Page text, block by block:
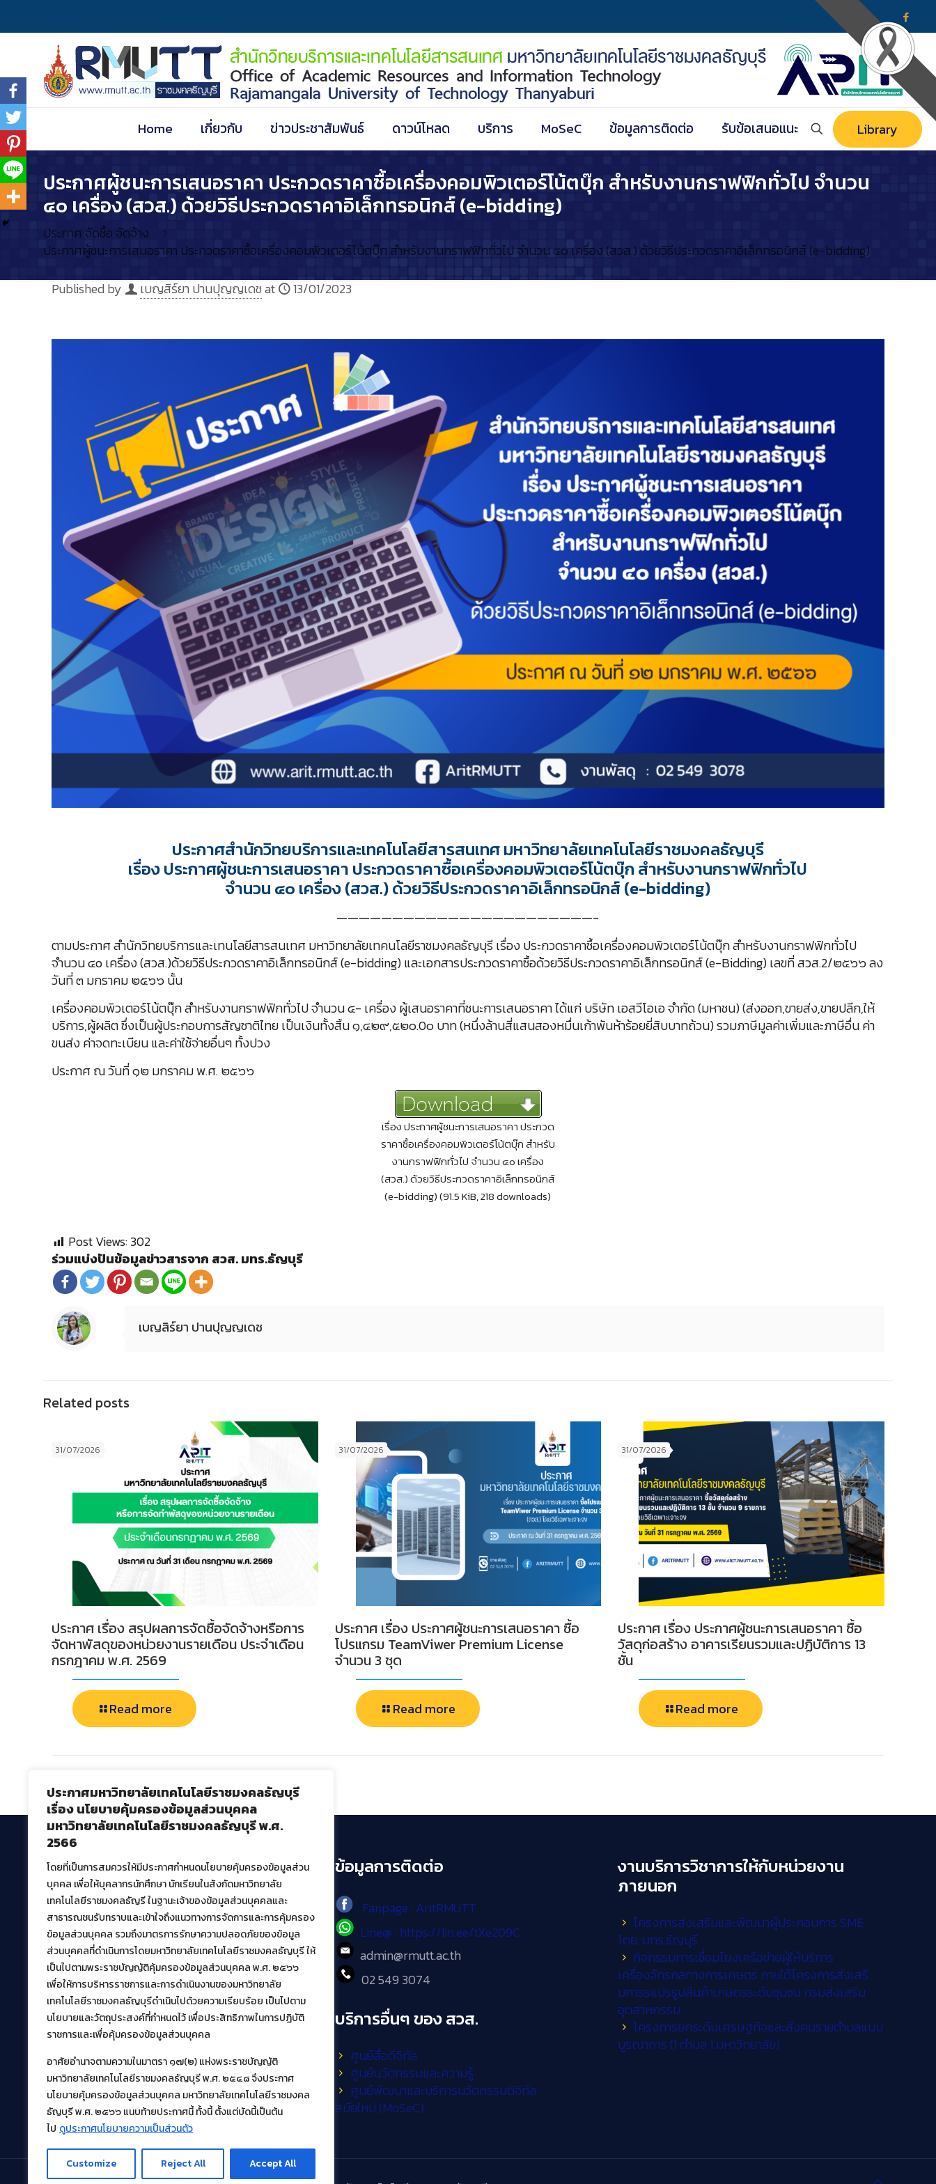
ประกาศมหาวิทยาลัยเทคโนโลยีราชมงคลธัญบุรี
เรื่อง นโยบายคุ้มครองข้อมูลส่วนบุคคล
มหาวิทยาลัยเทคโนโลยีราชมงคลธัญบุรี พ.ศ.
2566
โดยที่เป็นการสมควรให้มีประกาศกำหนดนโยบายคุ้มครองข้อมูลส่วน
บุคคล เพื่อให้บุคลากรนักศึกษา นักเรียนในสังกัดมหาวิทยาลัย
เทคโนโลยีราชมงคลธัญรี ในฐานะเจ้าของข้อมูลส่วนบุคคลและ
สาธารณชนรับทราบและเข้าใจถึงแนวทางการจัดการและการคุ้มครอง
ข้อมูลส่วนบุคคล รวมถึงมาตรการรักษาความปลอดภัยของข้อมูล
ส่วนบุคคลที่ดำเนินการโดยมหาวิทยาลัยเทคโนโลยีราชมงคลธัญบุรี ให้
เป็นไปตามพระราชบัญญัติคุ้มครองข้อมูลส่วนบุคคล พ.ศ. ๒๕๖๖
เพื่อให้การบริหารราชการและการดำเนินงานของมหาวิทยาลัย
เทคโนโลยีราชมงคลธัญบุรีดำเนินไปด้วยความเรียบร้อย เป็นไปตาม
นโยบายและวัตถุประสงค์ที่กำหนดไว้ เพื่อประสิทธิภาพในการปฏิบัติ
ราชการและเพื่อคุ้มครองข้อมูลส่วนบุคคล
อาศัยอำนาจตามความในมาตรา ๑๗(๒) แห่งพระราชบัญญัติ
มหาวิทยาลัยเทคโนโลยีราชมงคลธัญบุรี พ.ศ. ๒๕๔๘ จึงประกาศ
นโยบายคุ้มครองข้อมูลส่วนบุคคล มหาวิทยาลัยเทคโนโลยีราชมงคล
ธัญบุรี พ.ศ. ๒๕๖๖ แนบท้ายประกาศนี้ ทั้งนี้ ตั้งแต่บัดนี้เป็นต้น
ไป ดูประกาศนโยบายความเป็นส่วนตัว
Customize Reject All Accept All
Home เกี่ยวกับ ข่าวประชาสัมพันธ์ ดาวน์โหลด บริการ MoSeC ข้อมูลการติดต่อ รับข้อเสนอแนะ Library
ประกาศผู้ชนะการเสนอราคา ประกวดราคาซื้อเครื่องคอมพิวเตอร์โน้ตบุ๊ก สำหรับงานกราฟฟิกทั่วไป จำนวน
๔๐ เครื่อง (สวส.) ด้วยวิธีประกวดราคาอิเล็กทรอนิกส์ (e-bidding)
ประกาศ จัดซื้อ จัดจ้าง
ประกาศผู้ชนะการเสนอราคา ประกวดราคาซื้อเครื่องคอมพิวเตอร์โน้ตบุ๊ก สำหรับงานกราฟฟิกทั่วไป จำนวน ๔๐ เครื่อง (สวส.) ด้วยวิธีประกวดราคาอิเล็กทรอนิกส์ (e-bidding)
Published by เบญสิร์ยา ปานปุญญเดชat 13/01/2023
ประกาศสำนักวิทยบริการและเทคโนโลยีสารสนเทศ มหาวิทยาลัยเทคโนโลยีราชมงคลธัญบุรี
เรื่อง ประกาศผู้ชนะการเสนอราคา ประกวดราคาซื้อเครื่องคอมพิวเตอร์โน้ตบุ๊ก สำหรับงานกราฟฟิกทั่วไป
จำนวน ๔๐ เครื่อง (สวส.) ด้วยวิธีประกวดราคาอิเล็กทรอนิกส์ (e-bidding)
———————————————————————-
ตามประกาศ สำนักวิทยบริการและเทนโลยีสารสนเทศ มหาวิทยาลัยเทคนโลยีราชมงคลธัญบุรี เรื่อง ประกวดราคาซื้อเครื่องคอมพิวเตอร์โน้ตบุ๊ก สำหรับงานกราฟฟิกทั่วไป
จำนวน ๔o เครื่อง (สวส.)ด้วยวิธีประกวดราคาอิเล็กทรอนิกส์ (e-bidding) และเอกสารประกวดราคาซื้อด้วยวิธีประกวดราคาอิเล็กทรอนิกส์ (e-Bidding) เลขที่ สวส.2/๒๕๖๖ ลง
วันที่ ๓ มกราคม ๒๕๖๖ นั้น
เครื่องคอมพิวเตอร์โน้ตบุ๊ก สำหรับงานกราฟฟิกทั่วไป จำนวน ๔- เครื่อง ผู้เสนอราคาที่ชนะการเสนอราคา ได้แก่ บริษัท เอสวีโอเอ จำกัด (มหาชน) (ส่งออก,ขายส่ง,ขายปลีก,ให้
บริการ,ผู้ผลิต ซึ่งเป็นผู้ประกอบการสัญชาติไทย เป็นเงินทั้งสิ้น ๑,๔๒๙,๕๒๐.0๐ บาท (หนึ่งล้านสี่แสนสองหมื่นเก้าพันห้าร้อยยี่สิบบาทถ้วน) รวมภาษีมูลค่าเพิ่มและภาษีอื่น ค่า
ขนส่ง ค่าจดทะเบียน และค่าใช้จ่ายอื่นๆ ทั้งปวง
ประกาศ ณ วันที่ ๑๒ มกราคม พ.ศ. ๒๕๖๖
เรื่อง ประกาศผู้ชนะการเสนอราคา ประกวด
ราคาซื้อเครื่องคอมพิวเตอร์โน้ตบุ๊ก สำหรับ
งานกราฟฟิกทั่วไป จำนวน ๔๐ เครื่อง
(สวส.) ด้วยวิธีประกวดราคาอิเล็กทรอนิกส์
(e-bidding) (91.5 KiB, 218 downloads)
Post Views:302
ร่วมแบ่งปันข้อมูลข่าวสารจาก สวส. มทร.ธัญบุรี
เบญสิร์ยา ปานปุญญเดช
Related posts
31/07/2026
ประกาศ เรื่อง สรุปผลการจัดซื้อจัดจ้างหรือการ
จัดหาพัสดุของหน่วยงานรายเดือน ประจำเดือน
กรกฎาคม พ.ศ. 2569
Read more
31/07/2026
ประกาศ เรื่อง ประกาศผู้ชนะการเสนอราคา ซื้อ
โปรแกรม TeamViwer Premium License
จำนวน 3 ชุด
Read more
31/07/2026
ประกาศ เรื่อง ประกาศผู้ชนะการเสนอราคา ซื้อ
วัสดุก่อสร้าง อาคารเรียนรวมและปฏิบัติการ 13
ชั้น
Read more
สำนักวิทยบริการและเทคโนโลยีสารสนเทศ
มหาวิทยาลัยเทคโนโลยีราชมงคลธัญบุรี
39 หมู่ที่ 1 ตำบลคลองหก อำเภอคลองหลวง จังหวัด
ปทุมธานี 12120
เผยแพร่ข้อมูลโดย.บุคลากร สวส.
สร้างและพัฒนาโดย.
ฝ่ายพัฒนาและเผยแพร่ข้อมูลเว็บไซต์
ข้อมูลการติดต่อ
Fanpage : AritRMUTT
Line@ : https://lin.ee/tXe209C
admin@rmutt.ac.th
02 549 3074
บริการอื่นๆ ของ สวส.
ศูนย์สื่อดิจิทัล
ศูนย์นวัตกรรมและความรู้
ศูนย์พัฒนาและบริการนวัตกรรมดิจิทัล
สมัยใหม่ (MoSeC)
งานบริการวิชาการให้กับหน่วยงาน
ภายนอก
โครงการส่งเสริมและพัฒนาผู้ประกอบการ SME
โดย. มทร.ธัญบุรี
กิจกรรมการเชื่อมโยงเครือข่ายผู้ให้บริการ
เครื่องจักรกลทางการเกษตร ภายใต้โครงการส่งเสริ
มการรแปรรูปสินค้าเกษตรระดับชุมชน กรมส่งเสริม
อุตสาหกรรม
โครงการยกระดับเศรษฐกิจและสังคมรายตำบลแบบ
บูรณาการ (1 ตำบล 1 มหาวิทยาลัย)